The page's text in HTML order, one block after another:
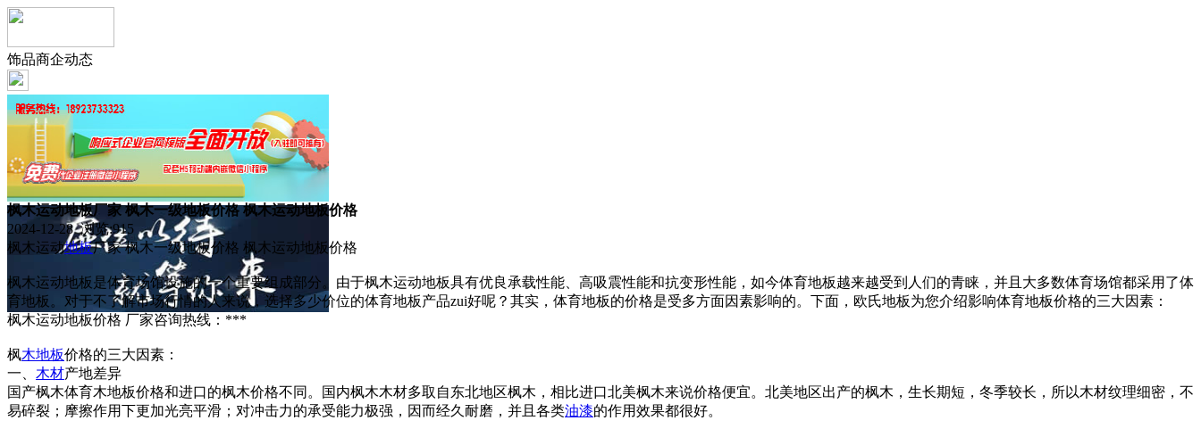
饰品商企动态
枫木运动地板厂家 枫木一级地板价格 枫木运动地板价格
2024-12-28 浏览:915
枫木运动地板厂家 枫木一级地板价格 枫木运动地板价格
枫木运动地板是体育场馆设施的一个重要组成部分。由于枫木运动地板具有优良承载性能、高吸震性能和抗变形性能，如今体育地板越来越受到人们的青睐，并且大多数体育场馆都采用了体
育地板。对于不了解市场行情的人来说，选择多少价位的体育地板产品zui好呢？其实，体育地板的价格是受多方面因素影响的。下面，欧氏地板为您介绍影响体育地板价格的三大因素：
枫木运动地板价格 厂家咨询热线：***
枫木地板价格的三大因素：
一、 木材产地差异
国产枫木体育木地板价格和进口的枫木价格不同。国内枫木木材多取自东北地区枫木，相比进口北美枫木来说价格便宜。北美地区出产的枫木，生长期短，冬季较长，所以木材纹理细密，不
易碎裂；摩擦作用下更加光亮平滑；对冲击力的承受能力极强，因而经久耐磨，并且各类油漆的作用效果都很好。